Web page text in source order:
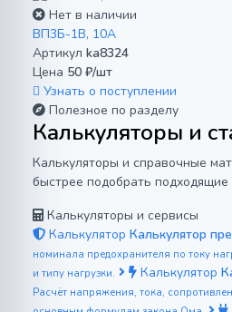
Нет в наличии
ВП3Б-1В, 10А
Артикул ka8324
Цена 50 ₽/шт
Узнать о поступлении
Полезное по разделу
Калькуляторы и
Калькуляторы и справочные
быстрее подобрать
Калькуляторы и сервисы
Калькулятор Калькулятор
номинала предохранителя по току
и типу нагрузки.
Калькулятор
Расчёт напряжения, тока,